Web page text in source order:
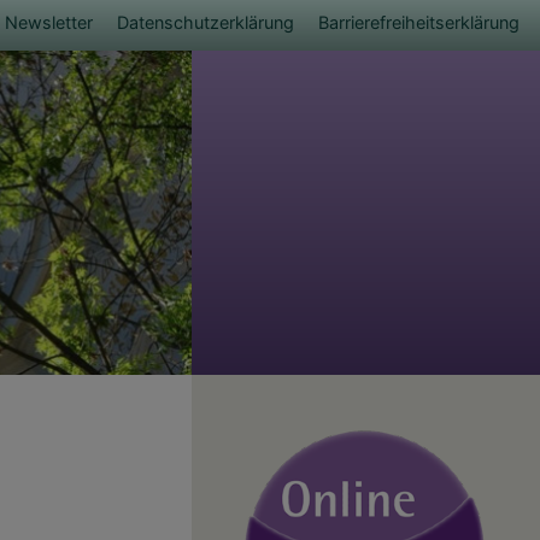
Newsletter Datenschutzerklärung Barrierefreiheitserklärung